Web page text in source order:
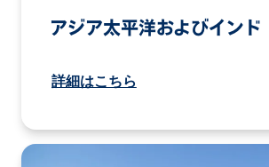
アジア太平洋およびインド
詳細はこちら